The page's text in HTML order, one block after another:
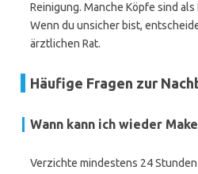
Reinigung. Manche Köpfe sind
Wenn du unsicher bist,
ärztlichen Rat.
Häufige Fragen zur
Wann kann ich wieder
Verzichte mindestens 24